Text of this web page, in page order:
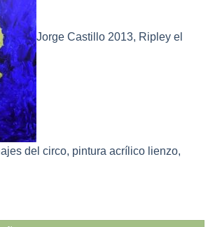
Jorge Castillo 2013, Ripley el
del circo, pintura acrílico lienzo,
- "Ripley el mentiroso" personajes del